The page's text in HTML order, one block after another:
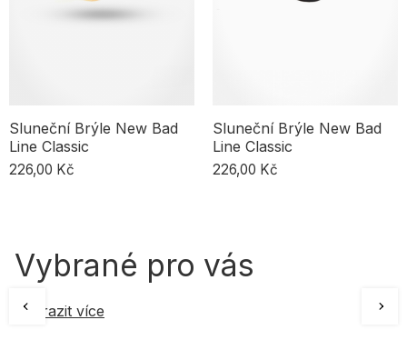
Sluneční Brýle New Bad
Line Classic
226,00 Kč
Sluneční Brýle New Bad
Line Classic
226,00 Kč
Vybrané pro vás
Zobrazit více